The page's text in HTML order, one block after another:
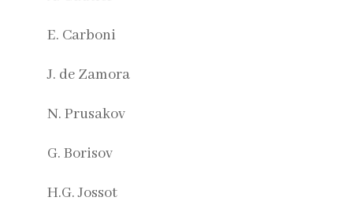
E. Carboni
J. de Zamora
N. Prusakov
G. Borisov
H.G. Jossot